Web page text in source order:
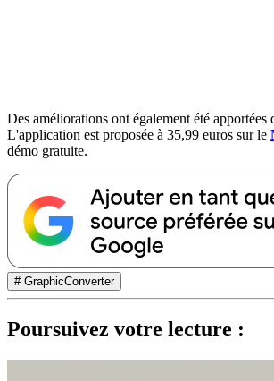
Des améliorations ont également été
L'application est proposée à 35,99 euros sur le
démo gratuite.
# GraphicConverter
Poursuivez votre lecture :